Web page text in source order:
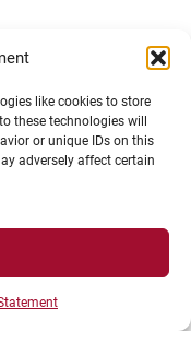
like cookies to store
these technologies will
or unique IDs on this
adversely affect certain
des cookies